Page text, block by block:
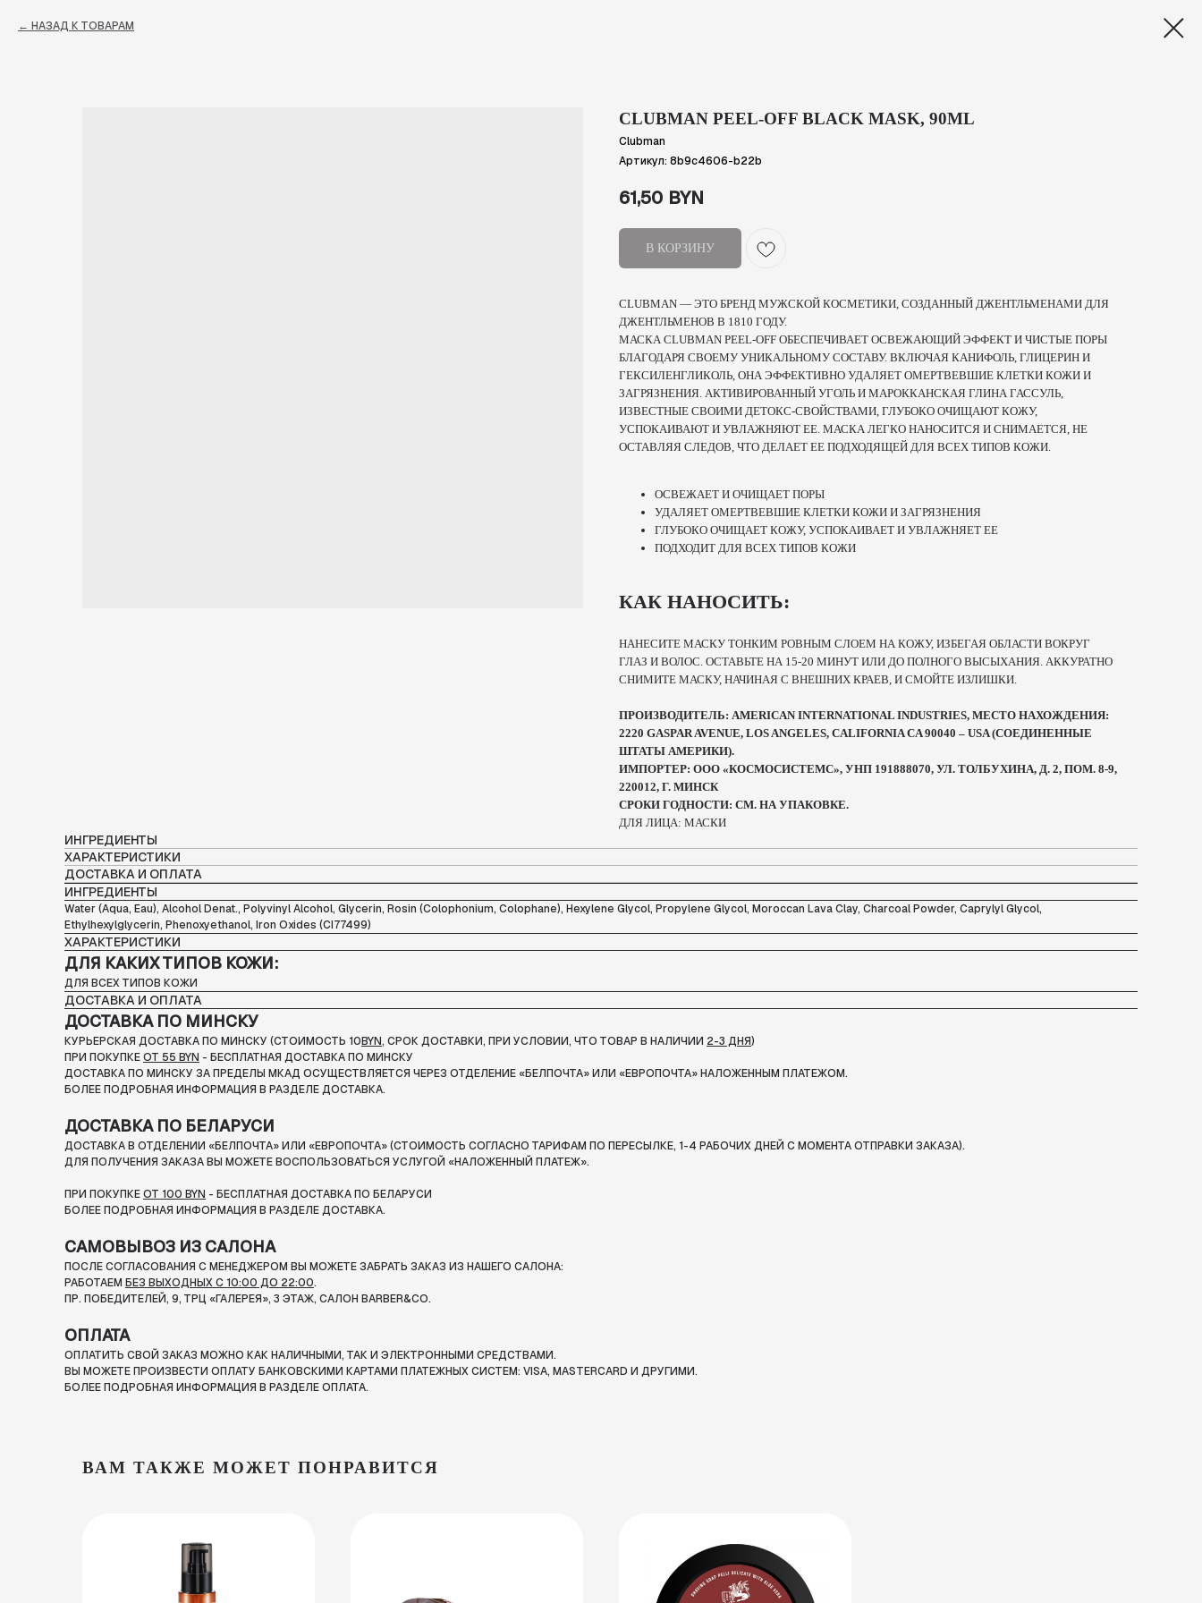
НАЗАД К ТОВАРАМ
CLUBMAN PEEL-OFF BLACK MASK, 90ML
Clubman
Артикул: 8b9c4606-b22b
61,50 BYN
В КОРЗИНУ
CLUBMAN — ЭТО БРЕНД МУЖСКОЙ КОСМЕТИКИ, СОЗДАННЫЙ ДЖЕНТЛЬМЕНАМИ ДЛЯ
ДЖЕНТЛЬМЕНОВ В 1810 ГОДУ.
МАСКА CLUBMAN PEEL-OFF ОБЕСПЕЧИВАЕТ ОСВЕЖАЮЩИЙ ЭФФЕКТ И ЧИСТЫЕ ПОРЫ
БЛАГОДАРЯ СВОЕМУ УНИКАЛЬНОМУ СОСТАВУ. ВКЛЮЧАЯ КАНИФОЛЬ, ГЛИЦЕРИН И
ГЕКСИЛЕНГЛИКОЛЬ, ОНА ЭФФЕКТИВНО УДАЛЯЕТ ОМЕРТВЕВШИЕ КЛЕТКИ КОЖИ И
ЗАГРЯЗНЕНИЯ. АКТИВИРОВАННЫЙ УГОЛЬ И МАРОККАНСКАЯ ГЛИНА ГАССУЛЬ,
ИЗВЕСТНЫЕ СВОИМИ ДЕТОКС-СВОЙСТВАМИ, ГЛУБОКО ОЧИЩАЮТ КОЖУ,
УСПОКАИВАЮТ И УВЛАЖНЯЮТ ЕЕ. МАСКА ЛЕГКО НАНОСИТСЯ И СНИМАЕТСЯ, НЕ
ОСТАВЛЯЯ СЛЕДОВ, ЧТО ДЕЛАЕТ ЕЕ ПОДХОДЯЩЕЙ ДЛЯ ВСЕХ ТИПОВ КОЖИ.
ОСВЕЖАЕТ И ОЧИЩАЕТ ПОРЫ
УДАЛЯЕТ ОМЕРТВЕВШИЕ КЛЕТКИ КОЖИ И ЗАГРЯЗНЕНИЯ
ГЛУБОКО ОЧИЩАЕТ КОЖУ, УСПОКАИВАЕТ И УВЛАЖНЯЕТ ЕЕ
ПОДХОДИТ ДЛЯ ВСЕХ ТИПОВ КОЖИ
КАК НАНОСИТЬ:
НАНЕСИТЕ МАСКУ ТОНКИМ РОВНЫМ СЛОЕМ НА КОЖУ, ИЗБЕГАЯ ОБЛАСТИ ВОКРУГ
ГЛАЗ И ВОЛОС. ОСТАВЬТЕ НА 15-20 МИНУТ ИЛИ ДО ПОЛНОГО ВЫСЫХАНИЯ. АККУРАТНО
СНИМИТЕ МАСКУ, НАЧИНАЯ С ВНЕШНИХ КРАЕВ, И СМОЙТЕ ИЗЛИШКИ.
ПРОИЗВОДИТЕЛЬ: AMERICAN INTERNATIONAL INDUSTRIES, МЕСТО НАХОЖДЕНИЯ:
2220 GASPAR AVENUE, LOS ANGELES, CALIFORNIA CA 90040 – USA (СОЕДИНЕННЫЕ
ШТАТЫ АМЕРИКИ).
ИМПОРТЕР: ООО «КОСМОСИСТЕМС», УНП 191888070, УЛ. ТОЛБУХИНА, Д. 2, ПОМ. 8-9,
220012, Г. МИНСК
СРОКИ ГОДНОСТИ: СМ. НА УПАКОВКЕ.
ДЛЯ ЛИЦА: МАСКИ
ИНГРЕДИЕНТЫ
ХАРАКТЕРИСТИКИ
ДОСТАВКА И ОПЛАТА
ИНГРЕДИЕНТЫ
Water (Aqua, Eau), Alcohol Denat., Polyvinyl Alcohol, Glycerin, Rosin (Colophonium, Colophane), Hexylene Glycol, Propylene Glycol, Moroccan Lava Clay, Charcoal Powder, Caprylyl Glycol,
Ethylhexylglycerin, Phenoxyethanol, Iron Oxides (CI77499)
ХАРАКТЕРИСТИКИ
ДЛЯ КАКИХ ТИПОВ КОЖИ:
ДЛЯ ВСЕХ ТИПОВ КОЖИ
ДОСТАВКА И ОПЛАТА
ДОСТАВКА ПО МИНСКУ
КУРЬЕРСКАЯ ДОСТАВКА ПО МИНСКУ (СТОИМОСТЬ 10BYN, СРОК ДОСТАВКИ, ПРИ УСЛОВИИ, ЧТО ТОВАР В НАЛИЧИИ 2-3 ДНЯ)
ПРИ ПОКУПКЕОТ 55 BYN - БЕСПЛАТНАЯ ДОСТАВКА ПО МИНСКУ
ДОСТАВКА ПО МИНСКУ ЗА ПРЕДЕЛЫ МКАД ОСУЩЕСТВЛЯЕТСЯ ЧЕРЕЗ ОТДЕЛЕНИЕ «БЕЛПОЧТА»ИЛИ «ЕВРОПОЧТА» НАЛОЖЕННЫМ ПЛАТЕЖОМ.
БОЛЕЕ ПОДРОБНАЯ ИНФОРМАЦИЯ В РАЗДЕЛЕ ДОСТАВКА.
ДОСТАВКА ПО БЕЛАРУСИ
ДОСТАВКА В ОТДЕЛЕНИИ «БЕЛПОЧТА» ИЛИ «ЕВРОПОЧТА» (СТОИМОСТЬ СОГЛАСНО ТАРИФАМ ПО ПЕРЕСЫЛКЕ, 1-4 РАБОЧИХ ДНЕЙ С МОМЕНТА ОТПРАВКИ ЗАКАЗА).
ДЛЯ ПОЛУЧЕНИЯ ЗАКАЗА ВЫ МОЖЕТЕ ВОСПОЛЬЗОВАТЬСЯ УСЛУГОЙ «НАЛОЖЕННЫЙ ПЛАТЕЖ».
ПРИ ПОКУПКЕОТ 100 BYN - БЕСПЛАТНАЯ ДОСТАВКА ПО БЕЛАРУСИ
БОЛЕЕ ПОДРОБНАЯ ИНФОРМАЦИЯ В РАЗДЕЛЕ ДОСТАВКА.
САМОВЫВОЗ ИЗ САЛОНА
ПОСЛЕ СОГЛАСОВАНИЯ С МЕНЕДЖЕРОМ ВЫ МОЖЕТЕ ЗАБРАТЬ ЗАКАЗ ИЗ НАШЕГО САЛОНА:
РАБОТАЕМ БЕЗ ВЫХОДНЫХ С 10:00 ДО 22:00.
ПР. ПОБЕДИТЕЛЕЙ, 9, ТРЦ «ГАЛЕРЕЯ», 3 ЭТАЖ, САЛОН BARBER&CO.
ОПЛАТА
ОПЛАТИТЬ СВОЙ ЗАКАЗ МОЖНО КАК НАЛИЧНЫМИ, ТАК И ЭЛЕКТРОННЫМИ СРЕДСТВАМИ.
ВЫ МОЖЕТЕ ПРОИЗВЕСТИ ОПЛАТУ БАНКОВСКИМИ КАРТАМИ ПЛАТЕЖНЫХ СИСТЕМ: VISA, MASTERCARD И ДРУГИМИ.
БОЛЕЕ ПОДРОБНАЯ ИНФОРМАЦИЯ В РАЗДЕЛЕ ОПЛАТА.
ВАМ ТАКЖЕ МОЖЕТ ПОНРАВИТСЯ